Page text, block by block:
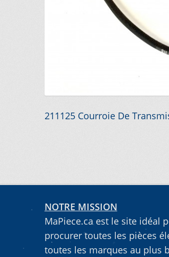
VOUS NE TROUVEZ PAS LA PIÈCE
Navigation
Article
211125 Courroie De
NOTRE MISSION
MaPiece.ca est le site idéal
procurer toutes les pièces
toutes les marques au plus